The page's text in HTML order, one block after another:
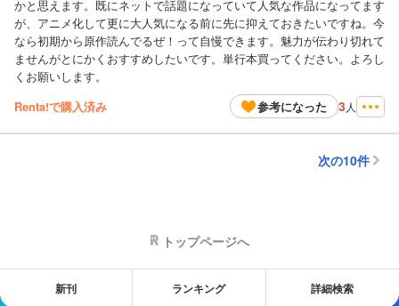
かと思えます。既にネットで話題になっていて人気な作品になってます
が、アニメ化して更に大人気になる前に先に抑えておきたいですね。今
なら初期から原作読んでるぜ！って自慢できます。魅力が伝わり切れて
ませんがとにかくおすすめしたいです。単行本買ってください。よろし
くお願いします。
Renta!で購入済み
参考になった 3 人
次の10件
トップページへ
新刊 ランキング 詳細検索